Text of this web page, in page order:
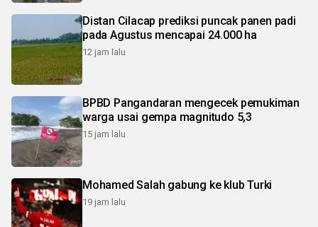
Distan Cilacap prediksi puncak panen padi
pada Agustus mencapai 24.000 ha
12 jam lalu
BPBD Pangandaran mengecek pemukiman
warga usai gempa magnitudo 5,3
15 jam lalu
Mohamed Salah gabung ke klub Turki
19 jam lalu